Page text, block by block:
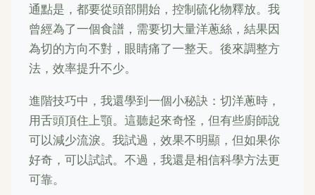
通點是，都要從頭部開始，控制硫化物釋放。我
曾經為了一個食譜，需要切大量洋蔥絲，結果因
為切的方向不對，眼睛痛了一整天。後來調整方
法，效率提升不少。
進階技巧中，我還學到一個小秘訣：切洋蔥時，
用舌頭頂住上顎。這聽起來奇怪，但有些廚師說
可以減少流淚。我試過，效果不明顯，但如果你
好奇，可以試試。不過，我還是相信科學方法更
可靠。